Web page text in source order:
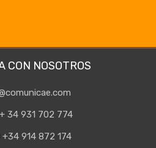
CON NOSOTROS
34 931 702 774
+34 914 872 174